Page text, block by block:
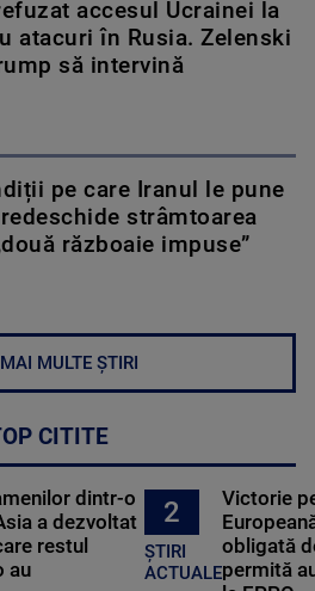
accesul Ucrainei la
atacuri în Rusia. Zelenski
să intervină
pe care Iranul le pune
strâmtoarea
războaie impuse”
MULTE ȘTIRI
CITITE
dintr-o
a dezvoltat
restul
au
2
ȘTIRI
ACTUALE
Victorie
obligată
permită